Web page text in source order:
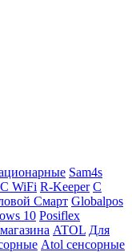
Sam4s
С WiFi R-Keeper С
Смарт Globalpos
10 Posiflex
ATOL Для
Atol сенсорные